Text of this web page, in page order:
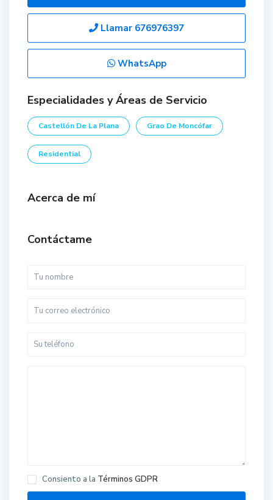
Llamar 676976397
WhatsApp
Especialidades y Áreas de Servicio
Castellón De La Plana Grao De Moncófar
Residential
Acerca de mí
Contáctame
Consiento a la Términos GDPR